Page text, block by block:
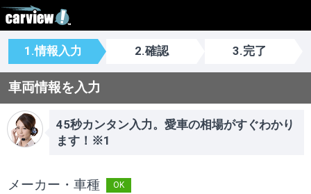
1.情報入力 2.確認 3.完了
車両情報を入力
45秒カンタン入力。愛車の相場がすぐわかり
ます！※1
メーカー・車種